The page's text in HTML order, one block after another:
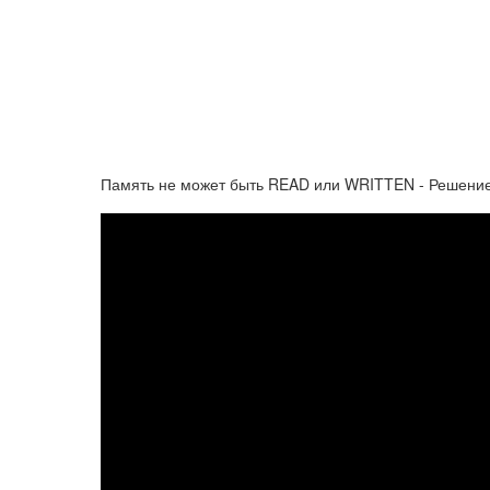
Память не может быть READ или WRITTEN -